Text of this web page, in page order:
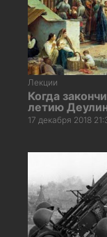
Лекции
Когда
летию
17 декабря 2018